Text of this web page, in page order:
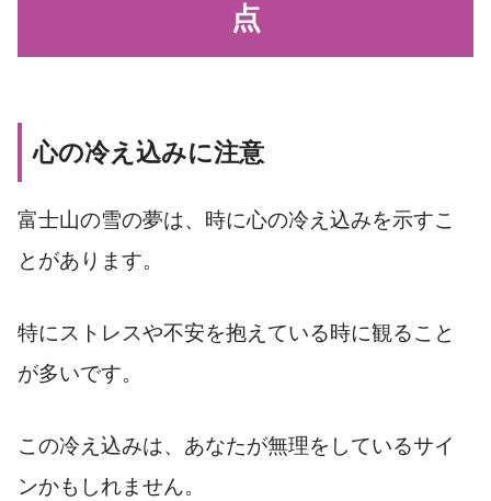
点
心の冷え込みに注意
富士山の雪の夢は、時に心の冷え込みを示すこ
とがあります。
特にストレスや不安を抱えている時に観ること
が多いです。
この冷え込みは、あなたが無理をしているサイ
ンかもしれません。